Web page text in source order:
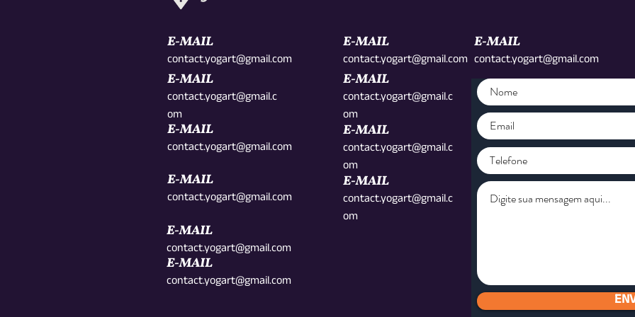
E-MAIL
contact.yogart@gmail.com
E-MAIL
contact.yogart@gmail.c
om
E-MAIL
contact.yogart@gmail.com
E-MAIL
contact.yogart@gmail.com
E-MAIL
contact.yogart@gmail.com
E-MAIL
contact.yogart@gmail.com
E-MAIL
contact.yogart@gmail.com
E-MAIL
contact.yogart@gmail.com
E-MAIL
contact.yogart@gmail.c
om
E-MAIL
contact.yogart@gmail.c
om
E-MAIL
contact.yogart@gmail.c
om